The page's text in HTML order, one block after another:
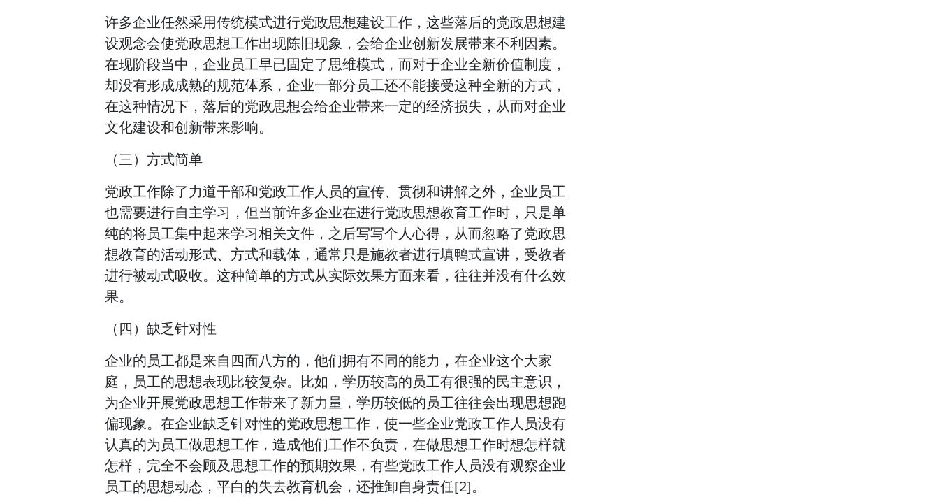
许多企业任然采用传统模式进行党政思想建设工作，这些落后的党政思想建
设观念会使党政思想工作出现陈旧现象，会给企业创新发展带来不利因素。
在现阶段当中，企业员工早已固定了思维模式，而对于企业全新价值制度，
却没有形成成熟的规范体系，企业一部分员工还不能接受这种全新的方式，
在这种情况下，落后的党政思想会给企业带来一定的经济损失，从而对企业
文化建设和创新带来影响。
（三）方式简单
党政工作除了力道干部和党政工作人员的宣传、贯彻和讲解之外，企业员工
也需要进行自主学习，但当前许多企业在进行党政思想教育工作时，只是单
纯的将员工集中起来学习相关文件，之后写写个人心得，从而忽略了党政思
想教育的活动形式、方式和载体，通常只是施教者进行填鸭式宣讲，受教者
进行被动式吸收。这种简单的方式从实际效果方面来看，往往并没有什么效
果。
（四）缺乏针对性
企业的员工都是来自四面八方的，他们拥有不同的能力，在企业这个大家
庭，员工的思想表现比较复杂。比如，学历较高的员工有很强的民主意识，
为企业开展党政思想工作带来了新力量，学历较低的员工往往会出现思想跑
偏现象。在企业缺乏针对性的党政思想工作，使一些企业党政工作人员没有
认真的为员工做思想工作，造成他们工作不负责，在做思想工作时想怎样就
怎样，完全不会顾及思想工作的预期效果，有些党政工作人员没有观察企业
员工的思想动态，平白的失去教育机会，还推卸自身责任[2]。